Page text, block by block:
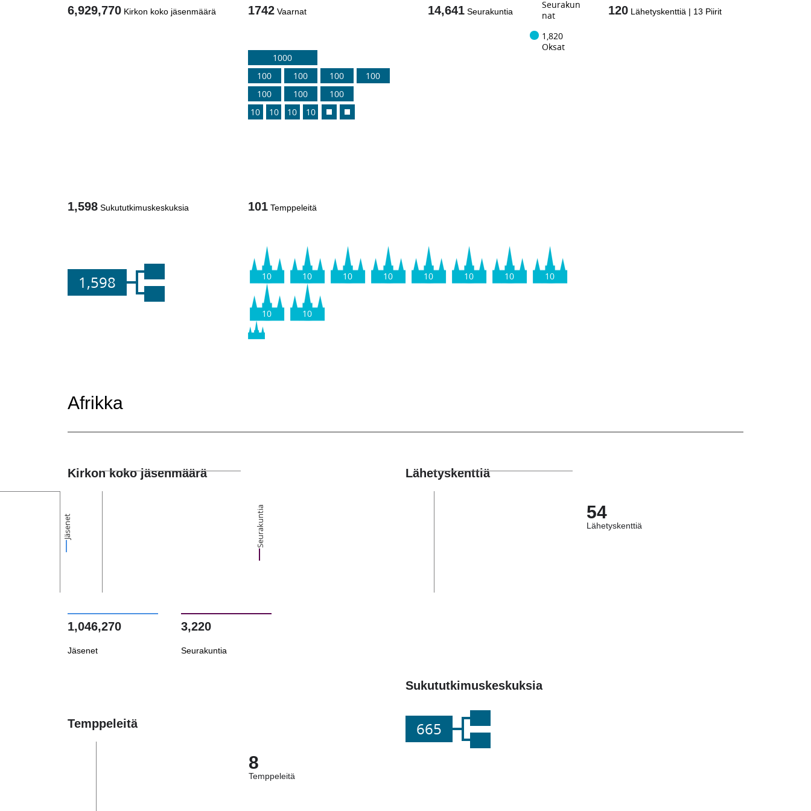
6,929,770 Kirkon koko jäsenmäärä 1742 Vaarnat
1000
100
100 100
100
100
100
100
10
10 10 10
14,641 Seurakuntia
Seurakun
nat
1,820
Oksat
1,598 Sukututkimuskeskuksia
1,598
101 Temppeleitä
10 10 10 10 10 10 10 10
10 10
120 Lähetyskenttiä | 13 Piirit
Afrikka
Kirkon koko jäsenmäärä
Jäsenet Seurakuntia
1,046,270
Jäsenet
3,220
Seurakuntia
Lähetyskenttiä
54
Lähetyskenttiä
Sukututkimuskeskuksia
665
Temppeleitä
8
Temppeleitä